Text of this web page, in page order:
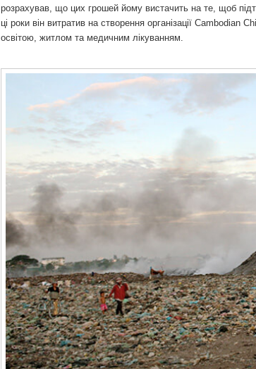
розрахував, що цих грошей йому вистачить на те, щоб
ці роки він витратив на створення організації Cambodian
освітою, житлом та медичним лікуванням.